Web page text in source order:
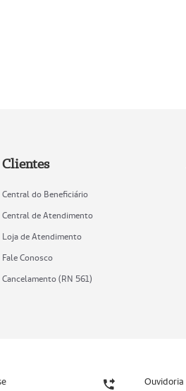
Clientes
Central do Beneficiário
Central de Atendimento
Loja de Atendimento
Fale Conosco
Cancelamento (RN 561)
Ouvidoria